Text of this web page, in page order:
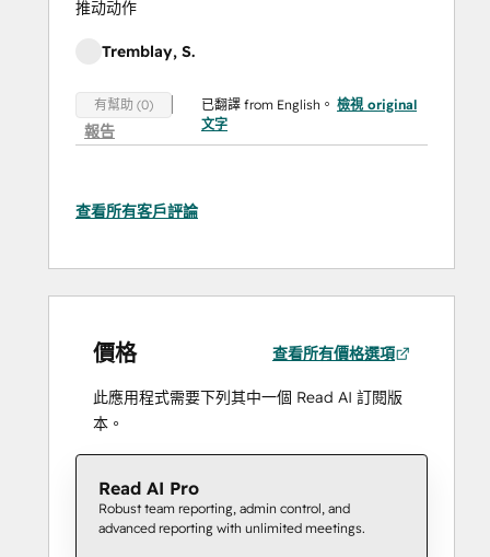
推动动作
Tremblay, S.
有幫助 (0)
報告
已翻譯 from English。 檢視 original
文字
查看所有客戶評論
價格 查看所有價格選項
此應用程式需要下列其中一個 Read AI 訂閱版
本。
Read AI Pro
Robust team reporting, admin control, and
advanced reporting with unlimited meetings.